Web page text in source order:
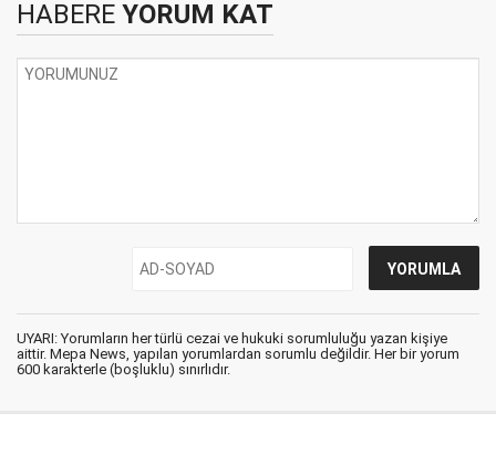
HABERE YORUM KAT
UYARI: Yorumların her türlü cezai ve hukuki sorumluluğu yazan kişiye
aittir. Mepa News, yapılan yorumlardan sorumlu değildir. Her bir yorum
600 karakterle (boşluklu) sınırlıdır.